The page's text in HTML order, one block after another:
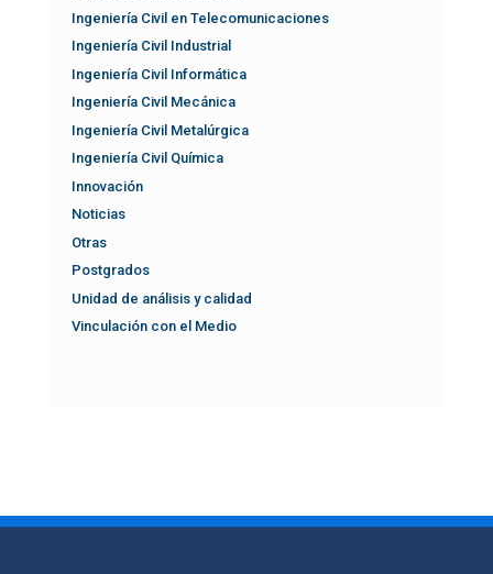
Ingeniería Civil en Telecomunicaciones
Ingeniería Civil Industrial
Ingeniería Civil Informática
Ingeniería Civil Mecánica
Ingeniería Civil Metalúrgica
Ingeniería Civil Química
Innovación
Noticias
Otras
Postgrados
Unidad de análisis y calidad
Vinculación con el Medio